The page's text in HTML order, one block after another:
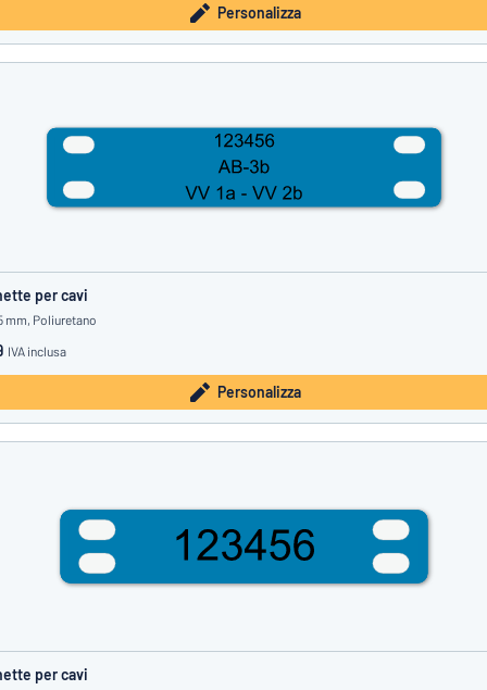
Personalizza
per cavi
mm, Poliuretano
IVA inclusa
Personalizza
per cavi